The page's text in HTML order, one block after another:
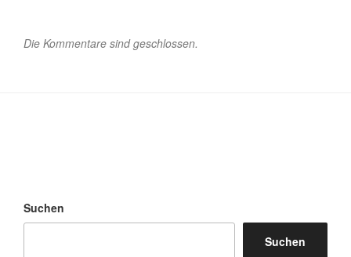
Die Kommentare sind geschlossen.
Suchen
Suchen